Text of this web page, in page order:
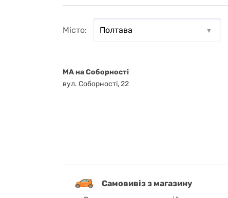
Місто:
MA на Соборності
вул. Соборності, 22
Самовивіз з магазину